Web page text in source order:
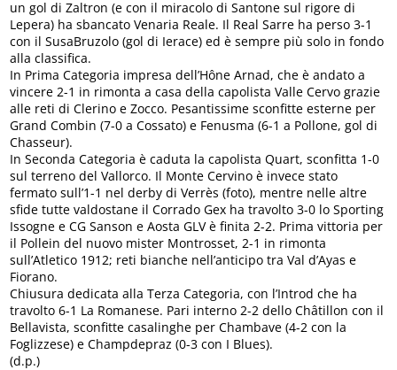
un gol di Zaltron (e con il miracolo di Santone sul rigore di
Lepera) ha sbancato Venaria Reale. Il Real Sarre ha perso 3-1
con il SusaBruzolo (gol di Ierace) ed è sempre più solo in fondo
alla classifica.
In Prima Categoria impresa dell’Hône Arnad, che è andato a
vincere 2-1 in rimonta a casa della capolista Valle Cervo grazie
alle reti di Clerino e Zocco. Pesantissime sconfitte esterne per
Grand Combin (7-0 a Cossato) e Fenusma (6-1 a Pollone, gol di
Chasseur).
In Seconda Categoria è caduta la capolista Quart, sconfitta 1-0
sul terreno del Vallorco. Il Monte Cervino è invece stato
fermato sull’1-1 nel derby di Verrès (foto), mentre nelle altre
sfide tutte valdostane il Corrado Gex ha travolto 3-0 lo Sporting
Issogne e CG Sanson e Aosta GLV è finita 2-2. Prima vittoria per
il Pollein del nuovo mister Montrosset, 2-1 in rimonta
sull’Atletico 1912; reti bianche nell’anticipo tra Val d’Ayas e
Fiorano.
Chiusura dedicata alla Terza Categoria, con l’Introd che ha
travolto 6-1 La Romanese. Pari interno 2-2 dello Châtillon con il
Bellavista, sconfitte casalinghe per Chambave (4-2 con la
Foglizzese) e Champdepraz (0-3 con I Blues).
(d.p.)